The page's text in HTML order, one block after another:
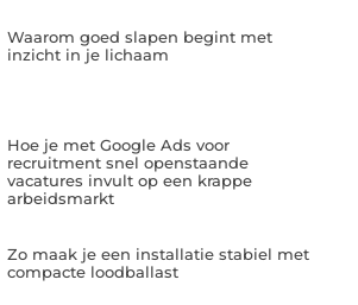
Waarom goed slapen begint met
inzicht in je lichaam
Hoe je met Google Ads voor
recruitment snel openstaande
vacatures invult op een krappe
arbeidsmarkt
Zo maak je een installatie stabiel met
compacte loodballast